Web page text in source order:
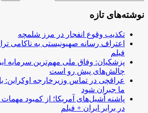
نوشته‌های تازه
تکذیب وقوع انفجار در مرز شلمچه
اعتراف رسانه صهیونیستی به ناکامی
فیلم
پزشکیان: وفاق ملی مهم‌ترین سرمایه
چالش‌های پیش رو است
عراقچی در تماس وزیرخارجه اوکراین:
ما جبران شود
پاشنه آشیل‌های آمریکا؛ از کمبود
در برابر ایران + فیلم